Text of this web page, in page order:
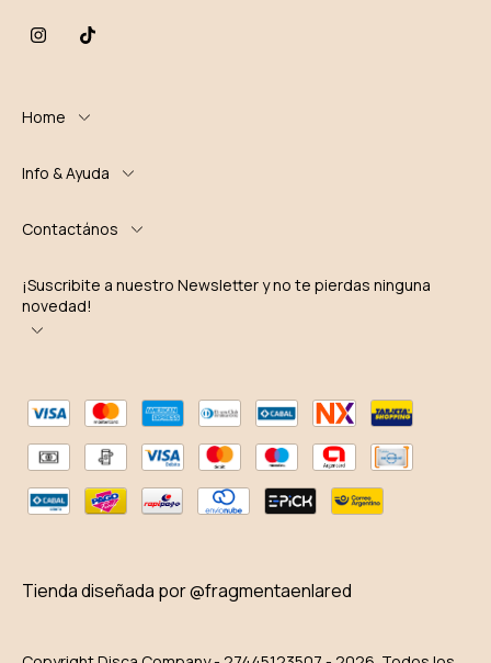
Home
Info & Ayuda
Contactános
¡Suscribite a nuestro Newsletter y no te pierdas ninguna
novedad!
Tienda diseñada por @fragmentaenlared